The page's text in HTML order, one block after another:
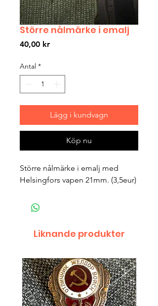
Större nålmärke i emalj
40,00 krPris
Antal *
Lägg i kundvagn
Köp nu
Större nålmärke i emalj med
Helsingfors vapen 21mm. (3,5eur)
Liknande produkter